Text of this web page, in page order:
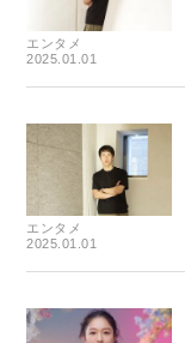
エンタメ
2025.01.01
エンタメ
2025.01.01